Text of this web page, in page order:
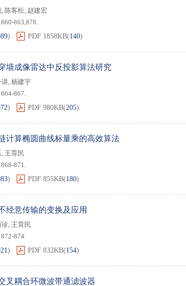
, 陈客松, 赵建宏
863,878.
) PDF 1858KB(140)
墙成像雷达中反投影算法研究
讲, 杨建宇
867.
) PDF 980KB(205)
计算椭圆曲线标量乘的高效算法
, 王育民
871.
) PDF 855KB(180)
经意传输的变换及应用
珍, 王育民
874.
) PDF 832KB(154)
叉耦合环微波带通滤波器